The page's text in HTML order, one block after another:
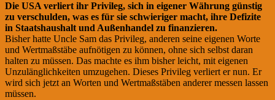
Die USA verliert ihr Privileg, sich in eigener Währung günstig
zu verschulden, was es für sie schwieriger macht, ihre Defizite
in Staatshaushalt und Außenhandel zu finanzieren.
Bisher hatte Uncle Sam das Privileg, anderen seine eigenen Worte
und Wertmaßstäbe aufnötigen zu können, ohne sich selbst daran
halten zu müssen. Das machte es ihm bisher leicht, mit eigenen
Unzulänglichkeiten umzugehen. Dieses Privileg verliert er nun. Er
wird sich jetzt an Worten und Wertmaßstäben anderer messen lassen
müssen.